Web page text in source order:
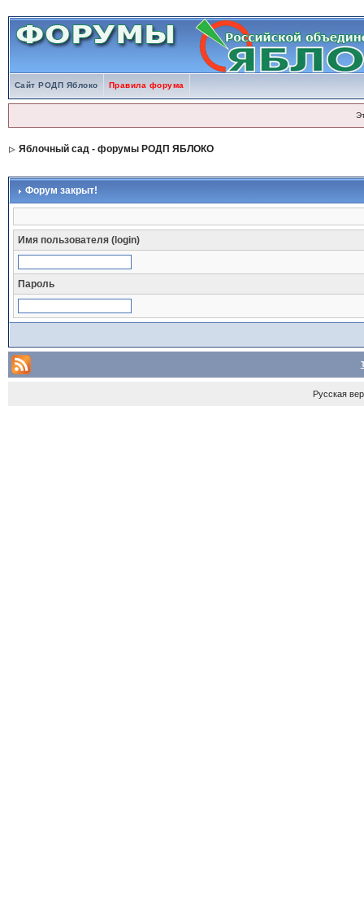
Сайт РОДП Яблоко Правила форума
Яблочный сад - форумы РОДП ЯБЛОКО
Форум закрыт!
Имя пользователя (login)
Пароль
Русская